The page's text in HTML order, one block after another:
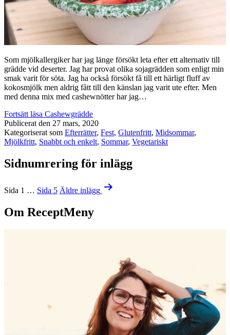
Som mjölkallergiker har jag länge försökt leta efter ett alternativ till
grädde vid deserter. Jag har provat olika sojagrädden som enligt min
smak varit för söta. Jag ha också försökt få till ett härligt fluff av
kokosmjölk men aldrig fått till den känslan jag varit ute efter. Men
med denna mix med cashewnötter har jag…
Fortsätt läsa Cashewgrädde
Publicerat den 27 mars, 2020
Kategoriserat som Efterrätter, Fest, Glutenfritt, Midsommar,
Mjölkfritt, Snabbt och enkelt, Sommar, Vegetariskt
Sidnumrering för inlägg
Sida 1 … Sida 5 Äldre inlägg
Om ReceptMeny